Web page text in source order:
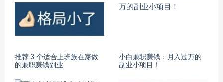
推荐 3 个适合上班族在家做
的兼职赚钱副业
小白兼职赚钱：月入过万的
副业小项目！